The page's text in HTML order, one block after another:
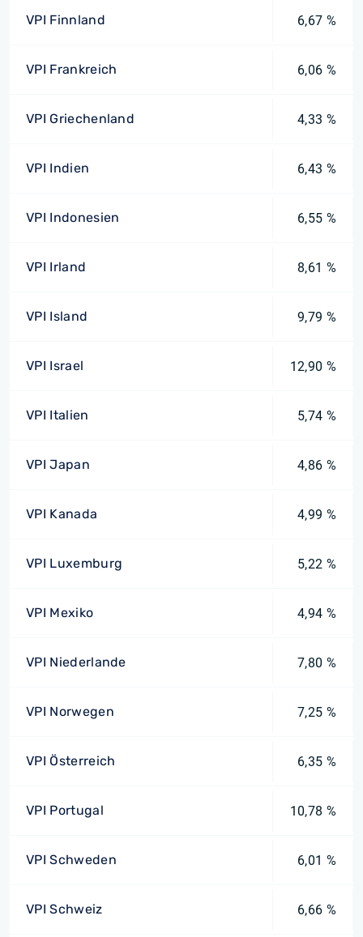
VPI Finnland 6,67 %
VPI Frankreich 6,06 %
VPI Griechenland 4,33 %
VPI Indien 6,43 %
VPI Indonesien 6,55 %
VPI Irland 8,61 %
VPI Island 9,79 %
VPI Israel 12,90 %
VPI Italien 5,74 %
VPI Japan 4,86 %
VPI Kanada 4,99 %
VPI Luxemburg 5,22 %
VPI Mexiko 4,94 %
VPI Niederlande 7,80 %
VPI Norwegen 7,25 %
VPI Österreich 6,35 %
VPI Portugal 10,78 %
VPI Schweden 6,01 %
VPI Schweiz 6,66 %